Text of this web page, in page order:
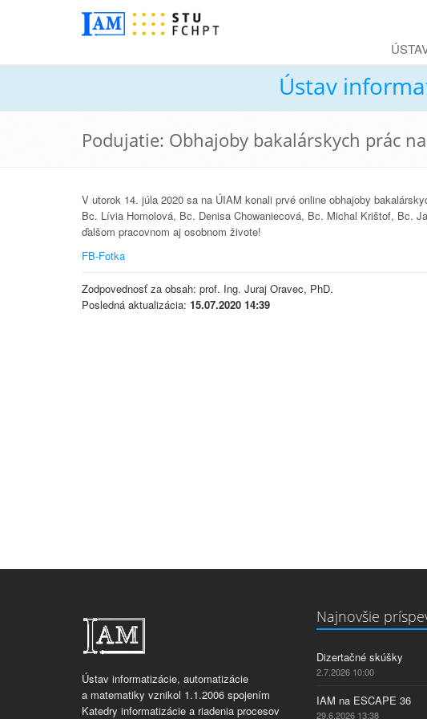
Ústav
Podujatie: Obhajoby bakalárskych prác
V utorok 14. júla 2020 sa na ÚIAM konali prvé online obhajoby
Bc. Lívia Homolová, Bc. Denisa Chowaniecová, Bc. Michal Krištof, Bc.
ďalšom pracovnom aj osobnom živote!
FB-Fotka
Zodpovednosť za obsah: prof. Ing. Juraj Oravec, PhD.
Posledná aktualizácia: 15.07.2020 14:39
Ústav informatizácie, automatizácie
a matematiky vznikol 1.1.2006 spojením
Katedry informatizácie a riadenia procesov
Najnovšie
Dizertačné skúšky
2.7.2026 10:00
IAM na ESCAPE 36
29.6.2026 13:38